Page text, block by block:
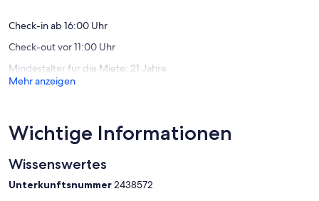
Check-in ab 16:00 Uhr
Check-out vor 11:00 Uhr
Mindestalter für die Miete: 21 Jahre
Mehr anzeigen
Wichtige Informationen
Wissenswertes
Unterkunftsnummer2438572